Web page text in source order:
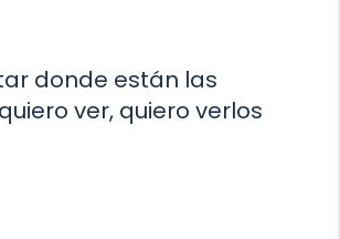
donde están las
ver, quiero verlos